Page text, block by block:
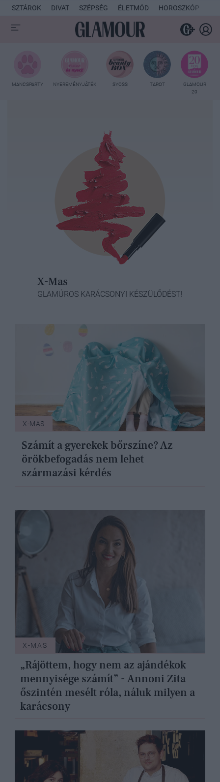
SZTÁROK DIVAT SZÉPSÉG ÉLETMÓD HOROSZKÓP
MANCSPARTY NYEREMÉNYJÁTÉK SYOSS TAROT
GLAMOUR
20
X-Mas
GLAMÚROS KARÁCSONYI KÉSZÜLŐDÉST!
X-MAS
Számít a gyerekek bőrszíne? Az
örökbefogadás nem lehet
származási kérdés
X-MAS
„Rájöttem, hogy nem az ajándékok
mennyisége számít” - Annoni Zita
őszintén mesélt róla, náluk milyen a
karácsony